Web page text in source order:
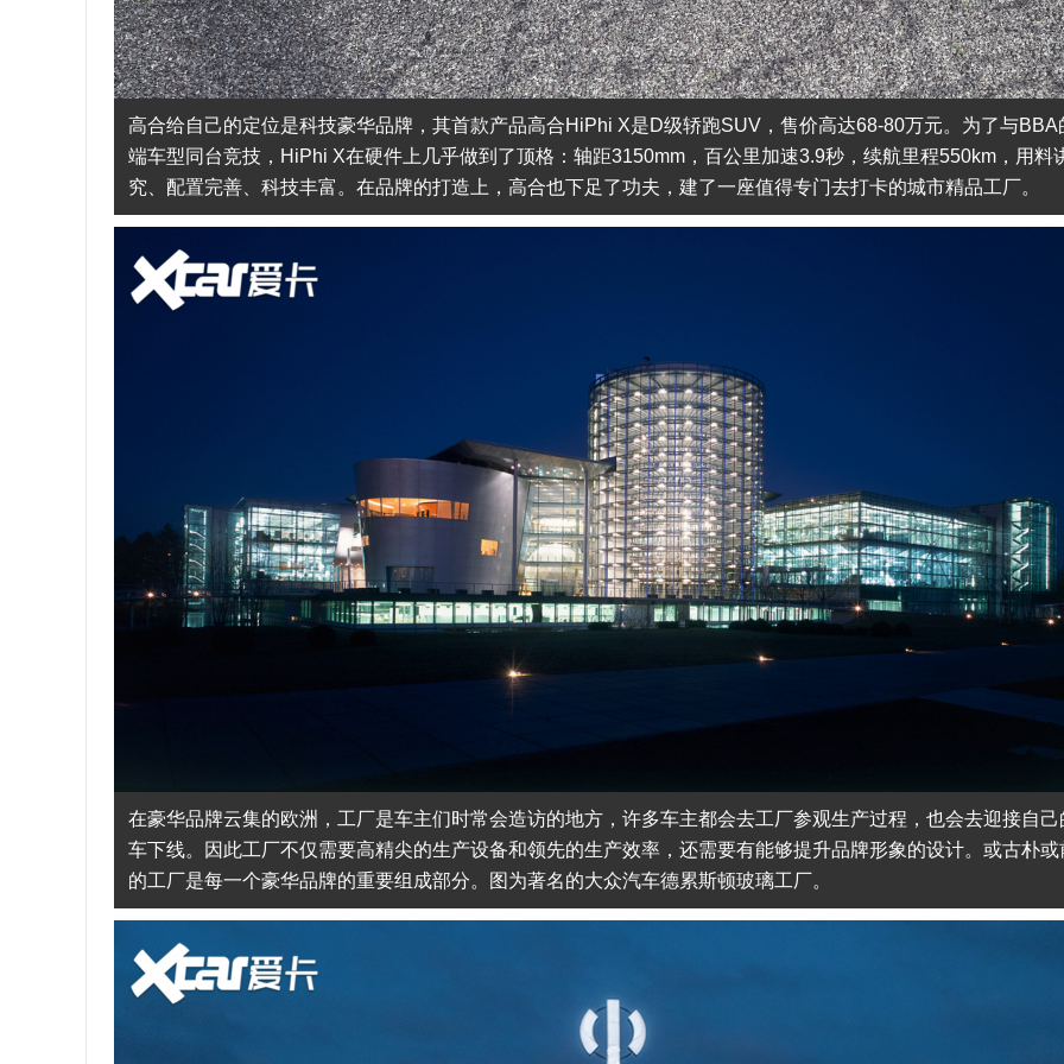
高合给自己的定位是科技豪华品牌，其首款产品高合HiPhi X是D级轿跑SUV，售价高达68-80万元。为了与BBA
端车型同台竞技，HiPhi X在硬件上几乎做到了顶格：轴距3150mm，百公里加速3.9秒，续航里程550km，用料
究、配置完善、科技丰富。在品牌的打造上，高合也下足了功夫，建了一座值得专门去打卡的城市精品工厂。
在豪华品牌云集的欧洲，工厂是车主们时常会造访的地方，许多车主都会去工厂参观生产过程，也会去迎接自己
车下线。因此工厂不仅需要高精尖的生产设备和领先的生产效率，还需要有能够提升品牌形象的设计。或古朴或
的工厂是每一个豪华品牌的重要组成部分。图为著名的大众汽车德累斯顿玻璃工厂。